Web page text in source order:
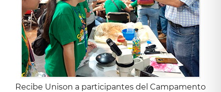
Recibe Unison a participantes del Campamento